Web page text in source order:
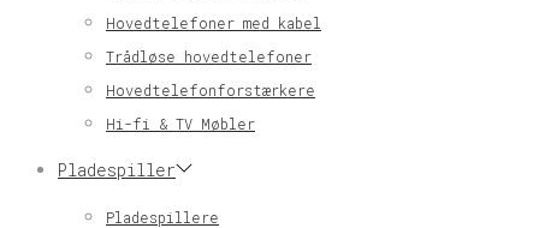
Hovedtelefoner med kabel
Trådløse hovedtelefoner
Hovedtelefonforstærkere
Hi-fi & TV Møbler
Pladespiller
Pladespillere